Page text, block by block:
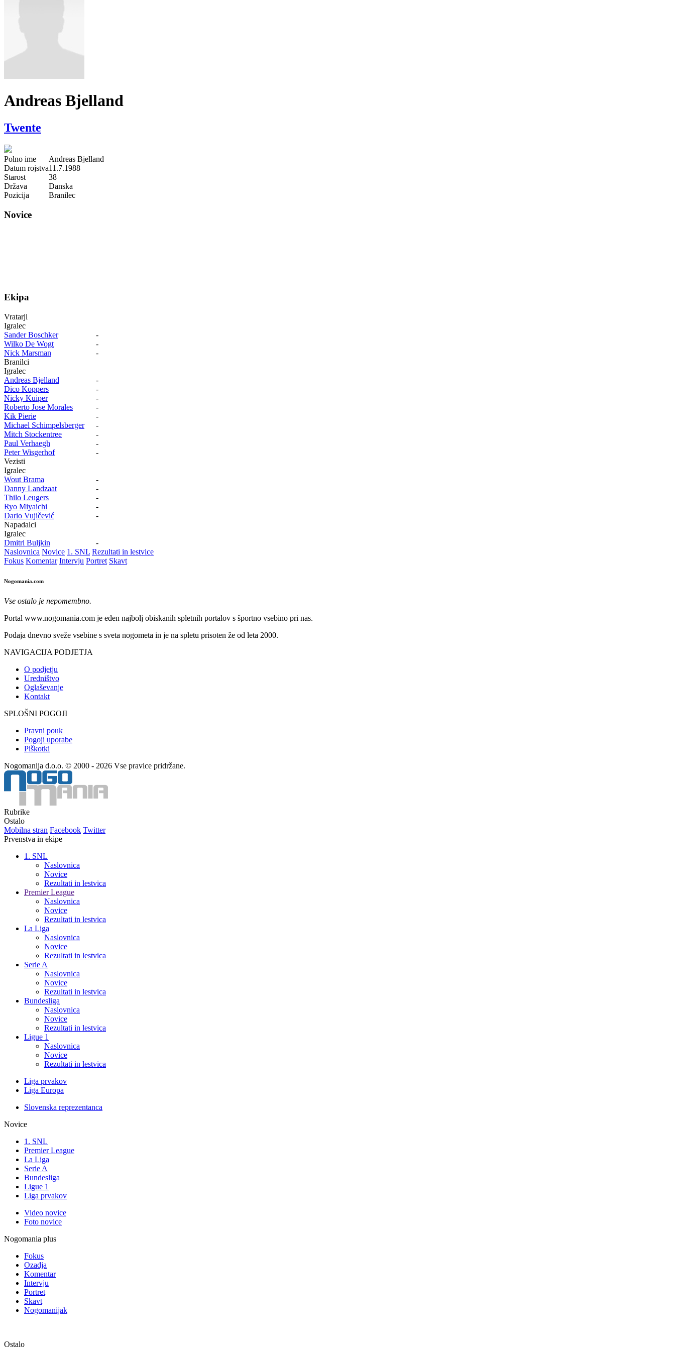
Andreas Bjelland
Twente
Polno ime
Andreas Bjelland
Datum rojstva11.7.1988
Starost
38
Država
Danska
Pozicija
Branilec
Novice
Ekipa
Vratarji
Igralec
Sander Boschker
-
Wilko De Wogt
-
Nick Marsman
-
Branilci
Igralec
Andreas Bjelland
-
Dico Koppers
-
Nicky Kuiper
-
Roberto Jose Morales
-
Kik Pierie
-
Michael Schimpelsberger
-
Mitch Stockentree
-
Paul Verhaegh
-
Peter Wisgerhof
-
Vezisti
Igralec
Wout Brama
-
Danny Landzaat
-
Thilo Leugers
-
Ryo Miyaichi
-
Dario Vujičević
-
Napadalci
Igralec
Dmitri Buljkin
-
Naslovnica Novice 1. SNL Rezultati in lestvice
Fokus Komentar Intervju Portret Skavt
Nogomania.com
Vse ostalo je nepomembno.
Portal www.nogomania.com je eden najbolj obiskanih spletnih portalov s športno vsebino pri nas.
Podaja dnevno sveže vsebine s sveta nogometa in je na spletu prisoten že od leta 2000.
NAVIGACIJA PODJETJA
O podjetju
Uredništvo
Oglaševanje
Kontakt
SPLOŠNI POGOJI
Pravni pouk
Pogoji uporabe
Piškotki
Nogomanija d.o.o. © 2000 - 2026 Vse pravice pridržane.
Rubrike
Ostalo
Mobilna stran Facebook Twitter
Prvenstva in ekipe
1. SNL
Naslovnica
Novice
Rezultati in lestvica
Premier League
Naslovnica
Novice
Rezultati in lestvica
La Liga
Naslovnica
Novice
Rezultati in lestvica
Serie A
Naslovnica
Novice
Rezultati in lestvica
Bundesliga
Naslovnica
Novice
Rezultati in lestvica
Ligue 1
Naslovnica
Novice
Rezultati in lestvica
Liga prvakov
Liga Europa
Slovenska reprezentanca
Novice
1. SNL
Premier League
La Liga
Serie A
Bundesliga
Ligue 1
Liga prvakov
Video novice
Foto novice
Nogomania plus
Fokus
Ozadja
Komentar
Intervju
Portret
Skavt
Nogomanijak
Ostalo